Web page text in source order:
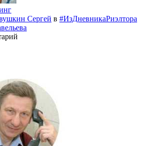
Сергей в #ИзДневникаРиэлтора